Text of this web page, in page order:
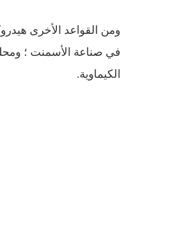
ومن القواعد الأخرى
في صناعة الأسمنت ؛
الكيماوية.